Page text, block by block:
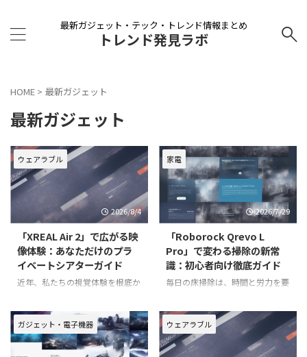
最新ガジェット・テック・トレンド情報まとめ
トレンド発見ラボ
HOME > 最新ガジェット
最新ガジェット
ウェアラブル
2026/8/4
「XREAL Air 2」で広がる映
像体験：あなただけのプラ
イベートシアターガイド
近年、私たちの視覚体験を根底か
トグラスが注目を集めています。
特に「XREAL Air 2」は、その高
い没入感と携帯性により、どこに
いても自分だけの大画面エンター
家電
2026/7/29
「Roborock Qrevo L
Pro」で変わる掃除の新常
識：初心者向け徹底ガイド
毎日の床掃除は、時間と労力を要
世帯やペットを飼っているご家
庭、あるいは一人暮らしで忙しい
方にとって、床を清潔に保つこと
は大きな負担となりがちではない
ガジェット・電子機器 ウェアラブル